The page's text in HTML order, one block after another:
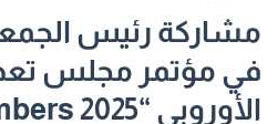
مشاركة رئيس
في مؤتمر مجلس
الأوروبي “Bird Numbers 2025”